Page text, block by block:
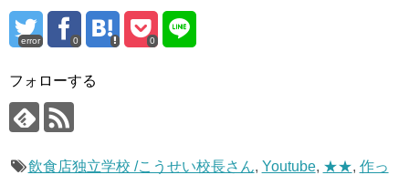
error 0 0
フォローする
飲食店独立学校 /こうせい校長さん, Youtube, ★★, 作っ